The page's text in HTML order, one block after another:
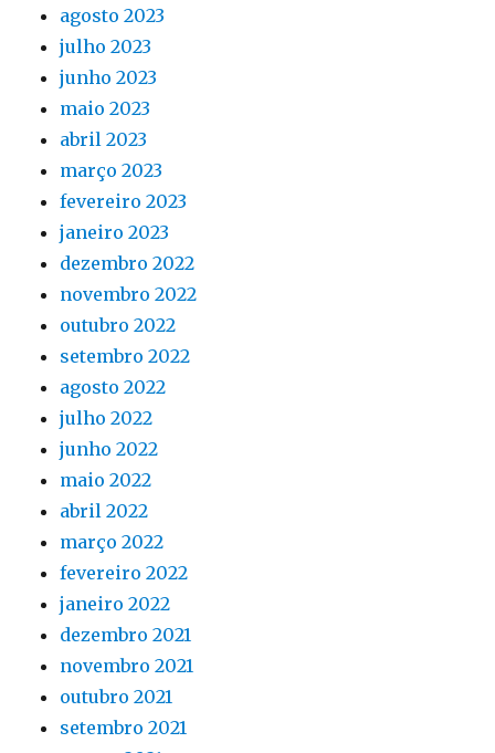
agosto 2023
julho 2023
junho 2023
maio 2023
abril 2023
março 2023
fevereiro 2023
janeiro 2023
dezembro 2022
novembro 2022
outubro 2022
setembro 2022
agosto 2022
julho 2022
junho 2022
maio 2022
abril 2022
março 2022
fevereiro 2022
janeiro 2022
dezembro 2021
novembro 2021
outubro 2021
setembro 2021